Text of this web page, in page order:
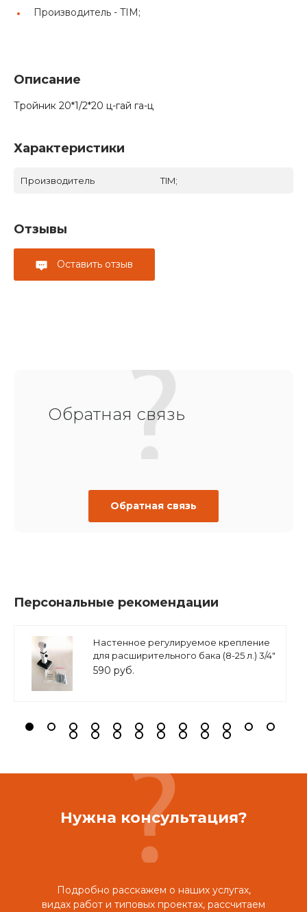
Производитель - TIM;
Описание
Тройник 20*1/2*20 ц-гай га-ц
Характеристики
Производитель TIM;
Отзывы
Оставить отзыв
Обратная связь
Обратная связь
Персональные рекомендации
Настенное регулируемое крепление
для расширительного бака (8-25 л.) 3/4"
белое, ASKON
590 руб.
Нужна консультация?
Подробно расскажем о наших услугах,
видах работ и типовых проектах, рассчитаем